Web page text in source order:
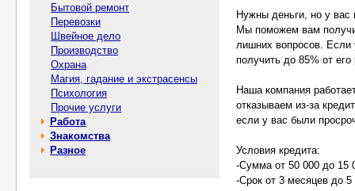
Бытовой ремонт
Перевозки
Швейное дело
Производство
Охрана
Магия, гадание и экстрасенсы
Психология
Прочие услуги
Работа
Знакомства
Разное
Нужны деньги, но у вас
Мы поможем вам
лишних вопросов. Если
получить до 85% от
Наша компания
отказываем из-за
если у вас были
Условия кредита:
-Сумма от 50 000 до 15
-Срок от 3 месяцев до 5